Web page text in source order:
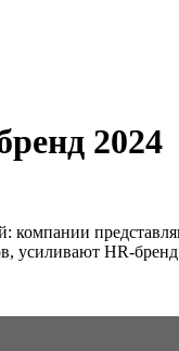
2024
компании
усиливают HR-